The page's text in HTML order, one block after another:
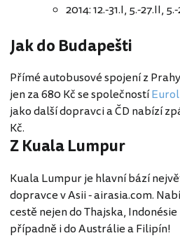
2014: 12.-31.I, 5.-27.II,
Jak do Budapešti
Přímé autobusové spojení z
jen za 680 Kč se společností
jako další dopravci a ČD nabízí
Kč.
Z Kuala Lumpur
Kuala Lumpur je hlavní bází
dopravce v Asii - airasia.com.
cestě nejen do Thajska,
případně i do Austrálie a Filipín!